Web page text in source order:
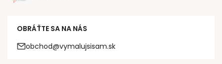
OBRÁŤTE SA NA NÁS
obchod@vymalujsisam.sk